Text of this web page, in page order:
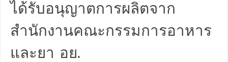
ได้รับอนุญาตการผลิตจาก
สำนักงานคณะกรรมการอาหาร
และยา อย.